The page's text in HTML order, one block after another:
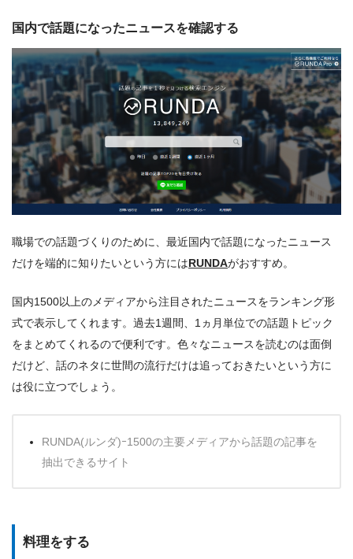
国内で話題になったニュースを確認する
職場での話題づくりのために、最近国内で話題になったニュース
だけを端的に知りたいという方にはRUNDAがおすすめ。
国内1500以上のメディアから注目されたニュースをランキング形
式で表示してくれます。過去1週間、1ヵ月単位での話題トピック
をまとめてくれるので便利です。色々なニュースを読むのは面倒
だけど、話のネタに世間の流行だけは追っておきたいという方に
は役に立つでしょう。
RUNDA(ルンダ)ｰ1500の主要メディアから話題の記事を
抽出できるサイト
料理をする